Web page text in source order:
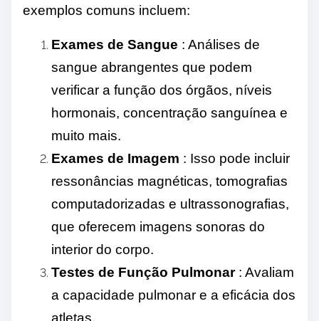
exemplos comuns incluem:
Exames de Sangue : Análises de
sangue abrangentes que podem
verificar a função dos órgãos, níveis
hormonais, concentração sanguínea e
muito mais.
Exames de Imagem : Isso pode incluir
ressonâncias magnéticas, tomografias
computadorizadas e ultrassonografias,
que oferecem imagens sonoras do
interior do corpo.
Testes de Função Pulmonar: Avaliam
a capacidade pulmonar e a eficácia dos
atletas.